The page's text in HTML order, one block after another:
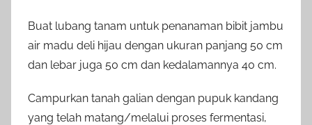
Buat lubang tanam untuk penanaman bibit jambu
air madu deli hijau dengan ukuran panjang 50 cm
dan lebar juga 50 cm dan kedalamannya 40 cm.
Campurkan tanah galian dengan pupuk kandang
yang telah matang/melalui proses fermentasi,